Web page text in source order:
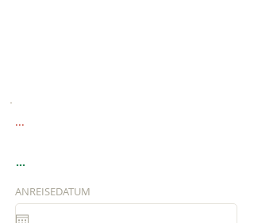
...
...
ANREISEDATUM